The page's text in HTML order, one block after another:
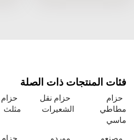
فئات المنتجات ذات الصلة
حزام
مطاطي
ماسي
حزام نقل
الشعيرات
مثلث